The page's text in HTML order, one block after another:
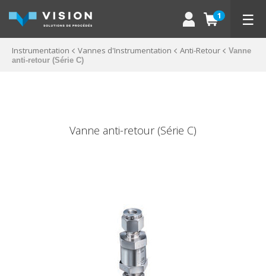
1 ☰
Instrumentation Vannes d'Instrumentation Anti-Retour
Vanne
anti-retour (Série C)
Vanne anti-retour (Série C)